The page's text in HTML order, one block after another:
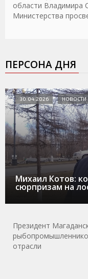
области Владимира
Министерства
ПЕРСОНА ДНЯ
Михаил Котов:
сюрпризам на
30.04.2026 НОВОСТИ
Президент
отрасли